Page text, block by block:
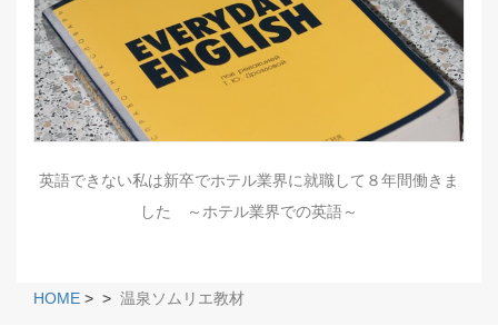
英語できない私は新卒でホテル業界に就職して８年間働きま
した ～ホテル業界での英語～
HOME > > 温泉ソムリエ教材